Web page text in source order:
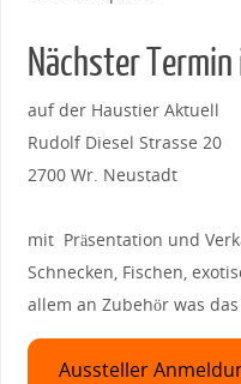
Nächster
auf der Haustier Aktuell
Rudolf Diesel Strasse 20
2700 Wr. Neustadt
mit Präsentation und
Schnecken, Fischen,
allem an Zubehör was
Aussteller